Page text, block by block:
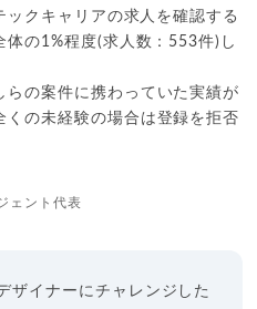
クキャリアの求人を確認する
の1%程度(求人数：553件)し
の案件に携わっていた実績が
の未経験の場合は登録を拒否
ェント代表
ザイナーにチャレンジした